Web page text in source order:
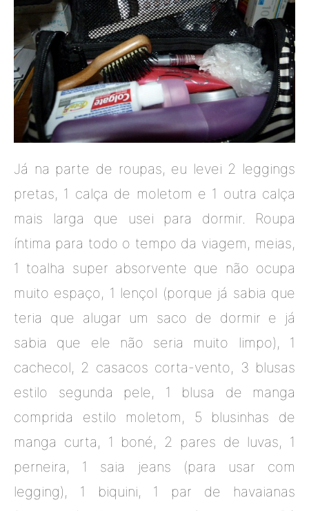
Já na parte de roupas, eu levei 2 leggings
pretas, 1 calça de moletom e 1 outra calça
mais larga que usei para dormir. Roupa
íntima para todo o tempo da viagem, meias,
1 toalha super absorvente que não ocupa
muito espaço, 1 lençol (porque já sabia que
teria que alugar um saco de dormir e já
sabia que ele não seria muito limpo), 1
cachecol, 2 casacos corta-vento, 3 blusas
estilo segunda pele, 1 blusa de manga
comprida estilo moletom, 5 blusinhas de
manga curta, 1 boné, 2 pares de luvas, 1
perneira, 1 saia jeans (para usar com
legging), 1 biquini, 1 par de havaianas